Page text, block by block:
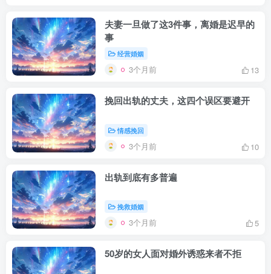
夫妻一旦做了这3件事，离婚是迟早的
事
经营婚姻
3个月前 13
挽回出轨的丈夫，这四个误区要避开
情感挽回
3个月前 10
出轨到底有多普遍
挽救婚姻
3个月前 5
50岁的女人面对婚外诱惑来者不拒